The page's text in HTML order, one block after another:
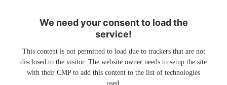
We need your consent to load the
service!
This content is not permitted to load due to trackers that are not
disclosed to the visitor. The website owner needs to setup the site
with their CMP to add this content to the list of technologies
used.